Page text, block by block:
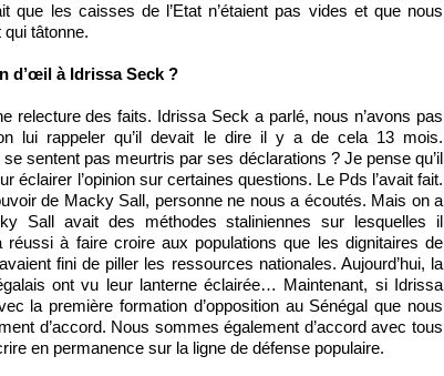
que les caisses de l’Etat n’étaient pas vides et que nous
tâtonne.
d’œil à Idrissa Seck ?
relecture des faits. Idrissa Seck a parlé, nous n’avons pas
lui rappeler qu’il devait le dire il y a de cela 13 mois.
sentent pas meurtris par ses déclarations ? Je pense qu’il
éclairer l’opinion sur certaines questions. Le Pds l’avait fait.
de Macky Sall, personne ne nous a écoutés. Mais on a
Sall avait des méthodes staliniennes sur lesquelles il
réussi à faire croire aux populations que les dignitaires de
fini de piller les ressources nationales. Aujourd’hui, la
ont vu leur lanterne éclairée… Maintenant, si Idrissa
la première formation d’opposition au Sénégal que nous
d’accord. Nous sommes également d’accord avec tous
en permanence sur la ligne de défense populaire.